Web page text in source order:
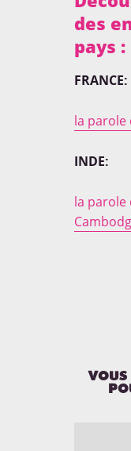
LA
des
pays :
FRANCE:
la parole
INDE:
la parole